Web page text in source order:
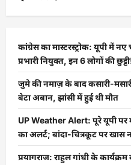
कांग्रेस का मास्टरस्ट्रोक: यूपी में
प्रभारी नियुक्त, इन 6 लोगों की
जुमे की नमाज़ के बाद कसारी-
बेटा अबान, झांसी में हुई थी मौत
UP Weather Alert: पूरे यूपी पर
का अलर्ट; बांदा-चित्रकूट पर खास
प्रयागराज: राहुल गांधी के